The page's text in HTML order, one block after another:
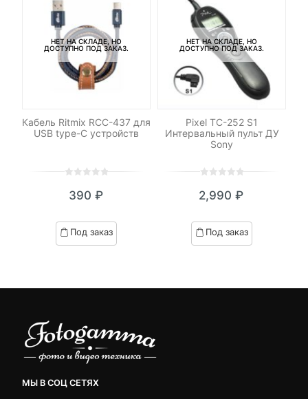
НЕТ НА СКЛАДЕ, НО
ДОСТУПНО ПОД ЗАКАЗ.
Кабель Ritmix RCC-437 для
USB type-C устройств
out
based
on
390 ₽
Под заказ
НЕТ НА СКЛАДЕ, НО
ДОСТУПНО ПОД ЗАКАЗ.
Pixel TC-252 S1
Интервальный пульт ДУ
Sony
out
based
on
2,990 ₽
Под заказ
МЫ В СОЦ СЕТЯХ